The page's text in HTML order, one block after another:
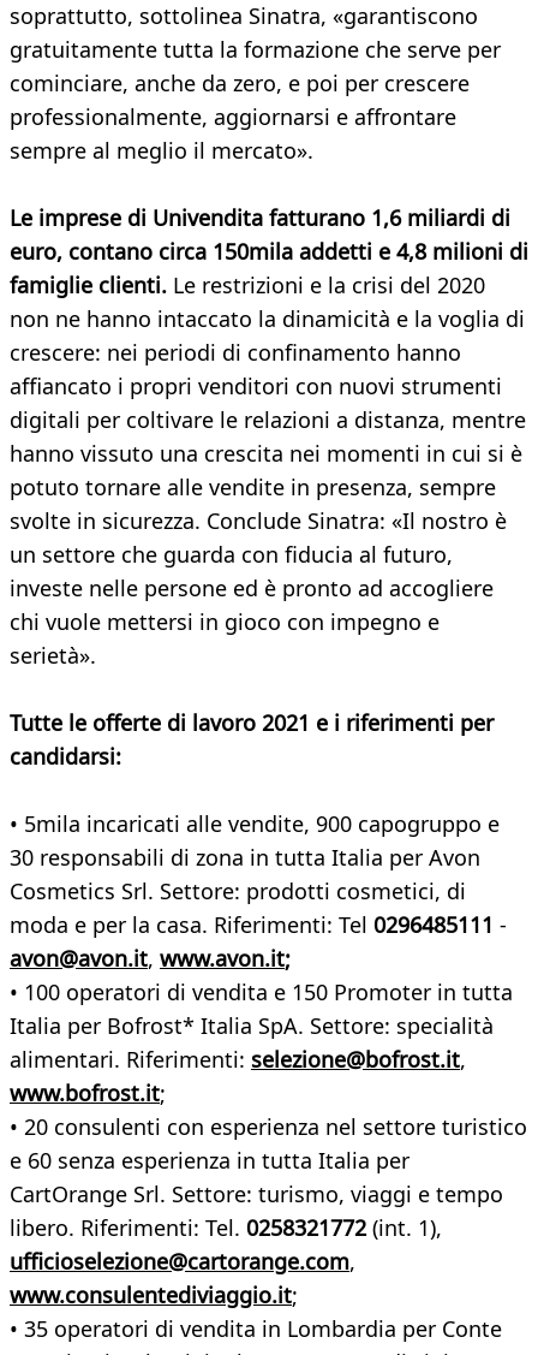
soprattutto, sottolinea Sinatra, «garantiscono
gratuitamente tutta la formazione che serve per
cominciare, anche da zero, e poi per crescere
professionalmente, aggiornarsi e affrontare
sempre al meglio il mercato».
Le imprese di Univendita fatturano 1,6 miliardi di
euro, contano circa 150mila addetti e 4,8 milioni di
famiglie clienti. Le restrizioni e la crisi del 2020
non ne hanno intaccato la dinamicità e la voglia di
crescere: nei periodi di confinamento hanno
affiancato i propri venditori con nuovi strumenti
digitali per coltivare le relazioni a distanza, mentre
hanno vissuto una crescita nei momenti in cui si è
potuto tornare alle vendite in presenza, sempre
svolte in sicurezza. Conclude Sinatra: «Il nostro è
un settore che guarda con fiducia al futuro,
investe nelle persone ed è pronto ad accogliere
chi vuole mettersi in gioco con impegno e
serietà».
Tutte le offerte di lavoro 2021 e i riferimenti per
candidarsi:
• 5mila incaricati alle vendite, 900 capogruppo e
30 responsabili di zona in tutta Italia per Avon
Cosmetics Srl. Settore: prodotti cosmetici, di
moda e per la casa. Riferimenti: Tel 0296485111 -
avon@avon.it, www.avon.it;
• 100 operatori di vendita e 150 Promoter in tutta
Italia per Bofrost* Italia SpA. Settore: specialità
alimentari. Riferimenti: selezione@bofrost.it,
www.bofrost.it;
• 20 consulenti con esperienza nel settore turistico
e 60 senza esperienza in tutta Italia per
CartOrange Srl. Settore: turismo, viaggi e tempo
libero. Riferimenti: Tel. 0258321772(int. 1),
ufficioselezione@cartorange.com,
www.consulentediviaggio.it;
• 35 operatori di vendita in Lombardia per Conte